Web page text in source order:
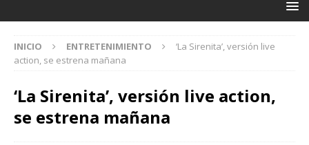
INICIO ENTRETENIMIENTO
‘La Sirenita’, versión live
action, se estrena mañana
‘La Sirenita’, versión live action,
se estrena mañana